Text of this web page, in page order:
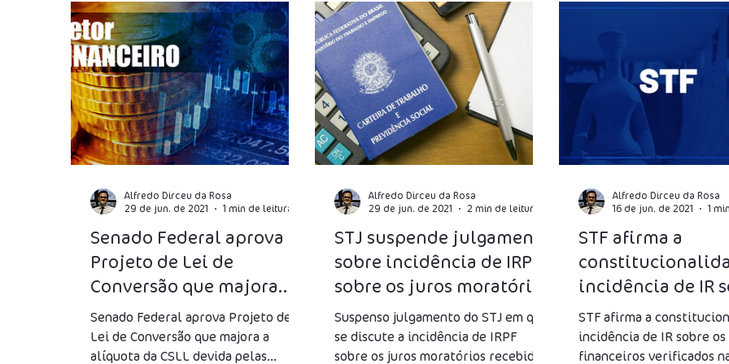
Fraudes Fiscais Jeitinho Brasileiro ICMS ISS IPI
Folha de salários Produtividade Lucro Presumido CFOP DIFAL Capital Próprio
IOF Previdência Social Reforma Tributária Multa
Senado Federal aprova
Projeto de Lei de
Conversão que majora
CSLL devida pelas
pessoas jurídicas
Senado Federal aprova Projeto de
Lei de Conversão que majora a
alíquota da CSLL devida pelas
Alfredo Dirceu da Rosa
29 de jun. de 2021
1 min de leitura
STJ suspende julgamento
sobre incidência de IRPF
sobre os juros moratórios
por atraso de pagamento
Suspenso julgamento do STJ em que
se discute a incidência de IRPF
sobre os juros moratórios recebidos
Alfredo Dirceu da Rosa
29 de jun. de 2021
2 min de leitura
STF afirma a
incidência de IR
resultados
STF afirma a
incidência de IR sobre os
financeiros verificados
Alfredo Dirceu da Rosa
16 de jun. de 2021
1